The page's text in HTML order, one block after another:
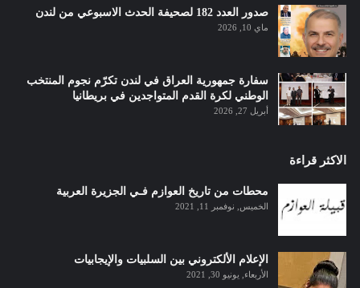
صدور العدد 182 لصحيفة الحدث الاسبوعي من لندن
ماي 10, 2026
سفارة جمهورية العراق في لندن تكرّم نجوم المنتخب
الوطني لكرة القدم المتواجدين في بريطانيا
أبريل 27, 2026
الاكثر قراءة
محطات من تاريخ العوازم فـي الجزيرة العربية
الخميس, نوفمبر 11, 2021
الإعلام الألكتروني بين السلبيات والإيجابيات
الأربعاء, يونيو 30, 2021